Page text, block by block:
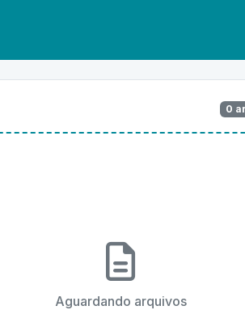
0
Aguardando arquivos